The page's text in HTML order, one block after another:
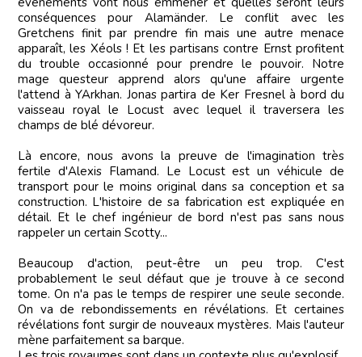
conséquences pour Alamänder. Le conflit avec les
Gretchens finit par prendre fin mais une autre menace
apparaît, les Xéols ! Et les partisans contre Ernst profitent
du trouble occasionné pour prendre le pouvoir. Notre
mage questeur apprend alors qu'une affaire urgente
l'attend à YArkhan. Jonas partira de Ker Fresnel à bord du
vaisseau royal le Locust avec lequel il traversera les
champs de blé dévoreur.
Là encore, nous avons la preuve de l'imagination très
fertile d'Alexis Flamand. Le Locust est un véhicule de
transport pour le moins original dans sa conception et sa
construction. L'histoire de sa fabrication est expliquée en
détail. Et le chef ingénieur de bord n'est pas sans nous
rappeler un certain Scotty...
Beaucoup d'action, peut-être un peu trop. C'est
probablement le seul défaut que je trouve à ce second
tome. On n'a pas le temps de respirer une seule seconde.
On va de rebondissements en révélations. Et certaines
révélations font surgir de nouveaux mystères. Mais l'auteur
mène parfaitement sa barque.